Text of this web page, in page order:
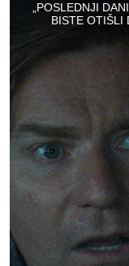
„POSLEDNJI
BISTE OTIŠLI